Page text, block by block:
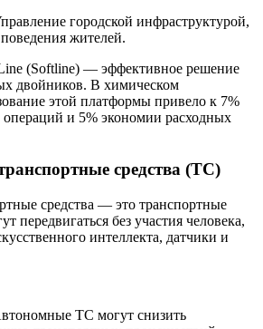
городской инфраструктурой,
жителей.
(Softline) — эффективное решение
двойников. В химическом
этой платформы привело к 7%
и 5% экономии расходных
средства (ТС)
средства — это транспортные
передвигаться без участия человека,
интеллекта, датчики и
ТС могут снизить